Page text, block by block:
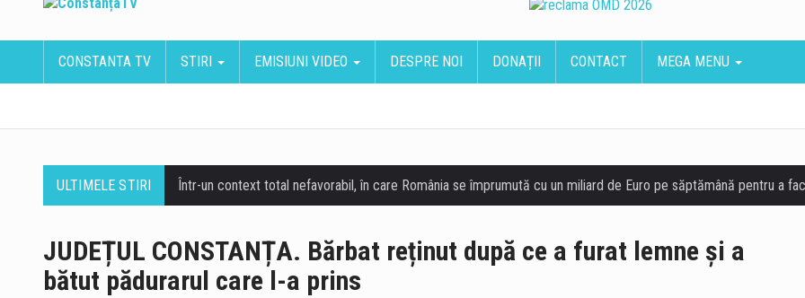
CONSTANTA TV STIRI EMISIUNI VIDEO DESPRE NOI DONAȚII CONTACT MEGA MENU
ULTIMELE STIRI
JUDEȚUL CONSTANȚA. Bărbat reținut după ce a furat lemne și a
bătut pădurarul care l-a prins